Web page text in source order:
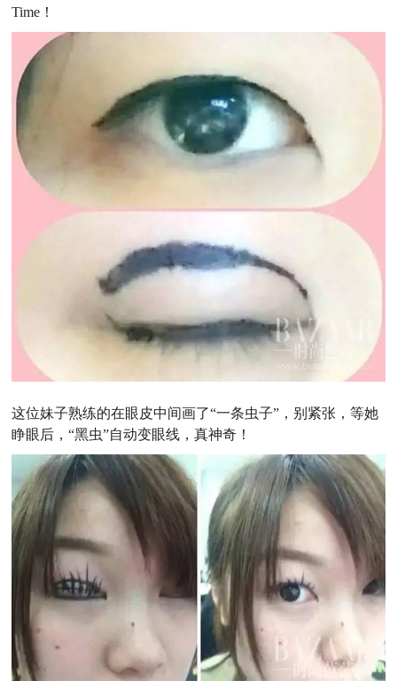
Time！
这位妹子熟练的在眼皮中间画了“一条虫子”，别紧张，等她
睁眼后，“黑虫”自动变眼线，真神奇！